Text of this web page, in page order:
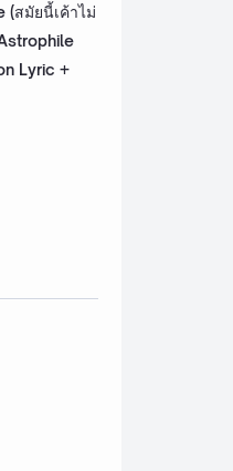
(สมัยนี้เค้าไม่
Lyric +